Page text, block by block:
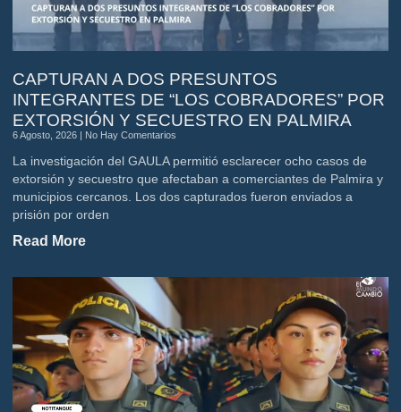
CAPTURAN A DOS PRESUNTOS
INTEGRANTES DE “LOS COBRADORES” POR
EXTORSIÓN Y SECUESTRO EN PALMIRA
6 Agosto, 2026 No Hay Comentarios
La investigación del GAULA permitió esclarecer ocho casos de
extorsión y secuestro que afectaban a comerciantes de Palmira y
municipios cercanos. Los dos capturados fueron enviados a
prisión por orden
Read More